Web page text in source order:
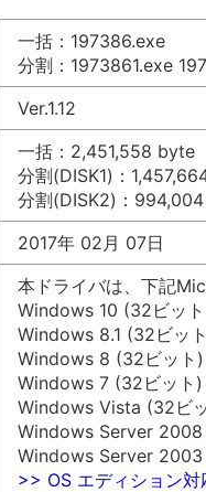
一括：197386.exe
分割：1973861.exe
Ver.1.12
一括：2,451,558 byte
分割(DISK1)：
分割(DISK2)：
2017年 02月 07日
本ドライバは、下記
Windows 10 (32ビッ
Windows 8.1 (32ビッ
Windows 8 (32ビット)
Windows 7 (32ビット)
Windows Vista (32ビ
Windows Server
Windows Server
>> OS エディション対